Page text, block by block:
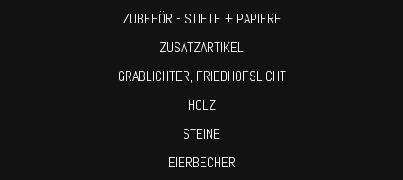
ZUBEHÖR - STIFTE + PAPIERE
ZUSATZARTIKEL
GRABLICHTER, FRIEDHOFSLICHT
HOLZ
STEINE
EIERBECHER